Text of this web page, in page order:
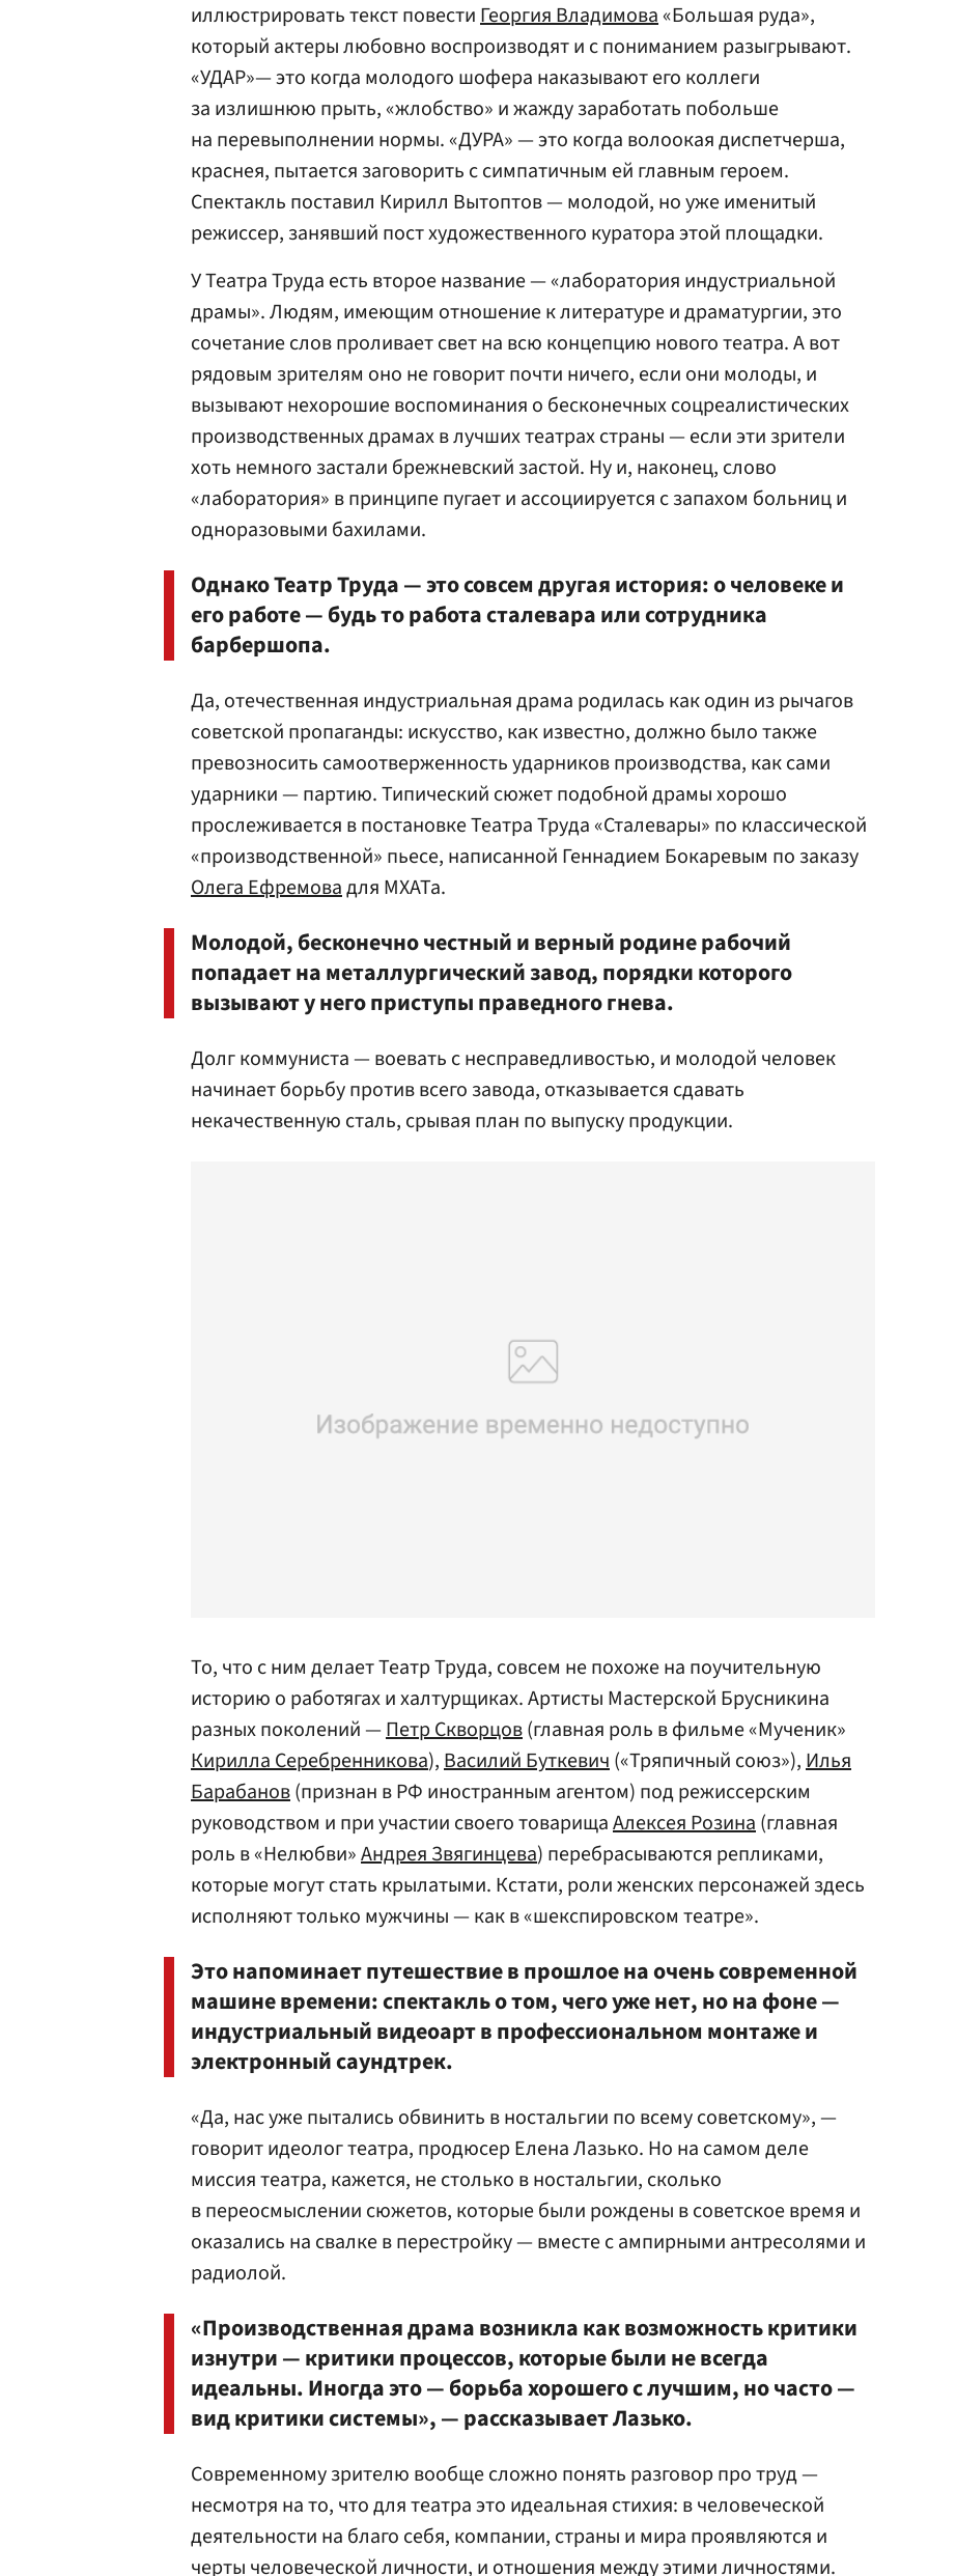
иллюстрировать текст повестиГеоргия Владимова«Большая руда»,
который актеры любовно воспроизводят и с пониманием разыгрывают.
«УДАР»— это когда молодого шофера наказывают его коллеги
за излишнюю прыть, «жлобство» и жажду заработать побольше
на перевыполнении нормы. «ДУРА» — это когда волоокая диспетчерша,
краснея, пытается заговорить с симпатичным ей главным героем.
Спектакль поставил Кирилл Вытоптов — молодой, но уже именитый
режиссер, занявший пост художественного куратора этой площадки.
У Театра Труда есть второе название — «лаборатория индустриальной
драмы». Людям, имеющим отношение к литературе и драматургии, это
сочетание слов проливает свет на всю концепцию нового театра. А вот
рядовым зрителям оно не говорит почти ничего, если они молоды, и
вызывают нехорошие воспоминания о бесконечных соцреалистических
производственных драмах в лучших театрах страны — если эти зрители
хоть немного застали брежневский застой. Ну и, наконец, слово
«лаборатория» в принципе пугает и ассоциируется с запахом больниц и
одноразовыми бахилами.
Однако Театр Труда — это совсем другая история: о человеке и
его работе — будь то работа сталевара или сотрудника
барбершопа.
Да, отечественная индустриальная драма родилась как один из рычагов
советской пропаганды: искусство, как известно, должно было также
превозносить самоотверженность ударников производства, как сами
ударники — партию. Типический сюжет подобной драмы хорошо
прослеживается в постановке Театра Труда «Сталевары» по классической
«производственной» пьесе, написанной Геннадием Бокаревым по заказу
Олега Ефремовадля МХАТа.
Молодой, бесконечно честный и верный родине рабочий
попадает на металлургический завод, порядки которого
вызывают у него приступы праведного гнева.
Долг коммуниста — воевать с несправедливостью, и молодой человек
начинает борьбу против всего завода, отказывается сдавать
некачественную сталь, срывая план по выпуску продукции.
То, что с ним делает Театр Труда, совсем не похоже на поучительную
историю о работягах и халтурщиках. Артисты Мастерской Брусникина
разных поколений —Петр Скворцов(главная роль в фильме «Мученик»
Кирилла Серебренникова),Василий Буткевич(«Тряпичный союз»),Илья
Барабанов(признан в РФ иностранным агентом) под режиссерским
руководством и при участии своего товарищаАлексея Розина(главная
роль в «Нелюбви»Андрея Звягинцева) перебрасываются репликами,
которые могут стать крылатыми. Кстати, роли женских персонажей здесь
исполняют только мужчины — как в «шекспировском театре».
Это напоминает путешествие в прошлое на очень современной
машине времени: спектакль о том, чего уже нет, но на фоне —
индустриальный видеоарт в профессиональном монтаже и
электронный саундтрек.
«Да, нас уже пытались обвинить в ностальгии по всему советскому», —
говорит идеолог театра, продюсер Елена Лазько. Но на самом деле
миссия театра, кажется, не столько в ностальгии, сколько
в переосмыслении сюжетов, которые были рождены в советское время и
оказались на свалке в перестройку — вместе с ампирными антресолями и
радиолой.
«Производственная драма возникла как возможность критики
изнутри — критики процессов, которые были не всегда
идеальны. Иногда это — борьба хорошего с лучшим, но часто —
вид критики системы», — рассказывает Лазько.
Современному зрителю вообще сложно понять разговор про труд —
несмотря на то, что для театра это идеальная стихия: в человеческой
деятельности на благо себя, компании, страны и мира проявляются и
черты человеческой личности, и отношения между этими личностями.